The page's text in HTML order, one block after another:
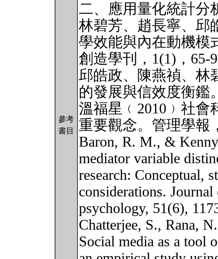
參考
書目
二、應用量化統計分
林碧芳、趙長寧、邱
學效能與內在動機模
創造學刊，1(1)，65-
邱皓政、陳燕禎、林
的發展與信效度衡鑑
溫福星﹙2010﹚社
重要觀念。管理學報
Baron, R. M., &
mediator variable
research: Conceptual,
considerations.
psychology, 51(6),
Chatterjee, S., Rana,
Social media as a tool